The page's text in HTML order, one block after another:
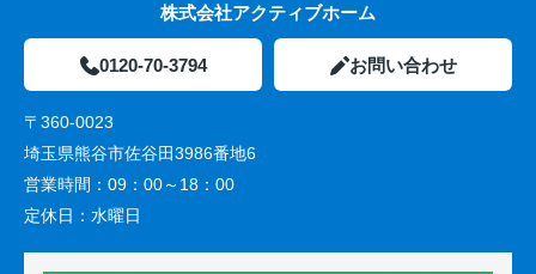
株式会社アクティブホーム
0120-70-3794 お問い合わせ
〒360-0023
埼玉県熊谷市佐谷田3986番地6
営業時間： 09：00～18：00
定休日： 水曜日